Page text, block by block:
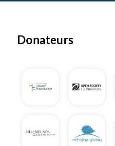
Donateurs